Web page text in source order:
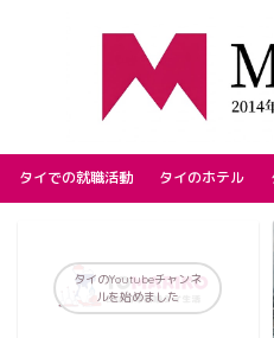
タイでの就職活動 タイのホテル
タイのYoutubeチャンネ
ルを始めました